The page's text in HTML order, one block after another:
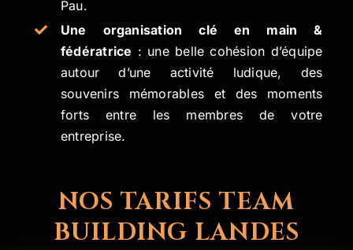
Pau.
Une organisation clé en main &
fédératrice : une belle cohésion d’équipe
autour d’une activité ludique, des
souvenirs mémorables et des moments
forts entre les membres de votre
entreprise.
NOS TARIFS TEAM
BUILDING LANDES